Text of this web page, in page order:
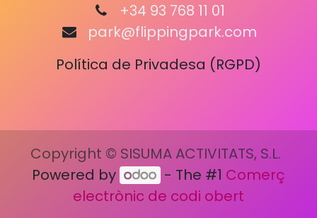
+34 93 768 11 01
park@flippingpark.com
Política de Privadesa (RGPD)
Copyright © SISUMA ACTIVITATS, S.L.
Powered by
- The #1 Comerç
electrònic de codi obert